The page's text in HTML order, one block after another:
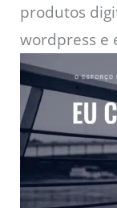
produtos
wordpress e